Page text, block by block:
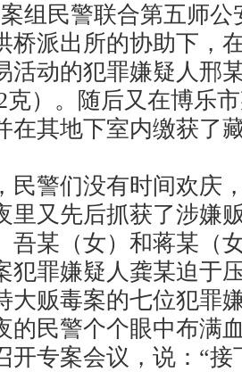
组民警联合第五师
桥派出所的协助下，
活动的犯罪嫌疑人邢
克）。随后又在博乐
在其地下室内缴获了
警们没有时间欢庆
里又先后抓获了涉嫌
吾某（女）和蒋某（
罪嫌疑人龚某迫于
大贩毒案的七位犯罪
民警个个眼中布满
开专案会议，说：“